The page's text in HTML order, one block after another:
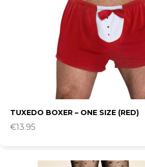
TUXEDO BOXER – ONE SIZE (RED)
€13.95